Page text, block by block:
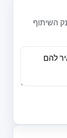
השיתוף